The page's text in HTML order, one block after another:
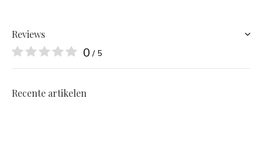
Reviews
0 / 5
Recente artikelen